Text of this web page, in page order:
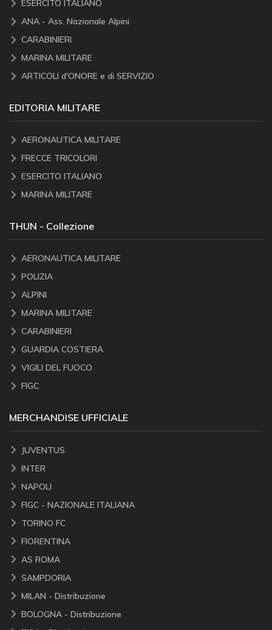
ESERCITO ITALIANO
ANA - Ass. Nazionale Alpini
CARABINIERI
MARINA MILITARE
ARTICOLI d'ONORE e di SERVIZIO
EDITORIA MILITARE
AERONAUTICA MILITARE
FRECCE TRICOLORI
ESERCITO ITALIANO
MARINA MILITARE
THUN - Collezione
AERONAUTICA MILITARE
POLIZIA
ALPINI
MARINA MILITARE
CARABINIERI
GUARDIA COSTIERA
VIGILI DEL FUOCO
FIGC
MERCHANDISE UFFICIALE
JUVENTUS
INTER
NAPOLI
FIGC - NAZIONALE ITALIANA
TORINO FC
FIORENTINA
AS ROMA
SAMPDORIA
MILAN - Distribuzione
BOLOGNA - Distribuzione